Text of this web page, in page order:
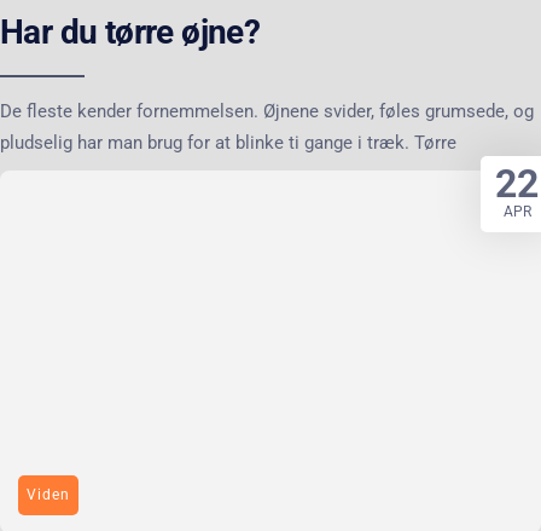
Har du tørre øjne?
De fleste kender fornemmelsen. Øjnene svider, føles grumsede, og
pludselig har man brug for at blinke ti gange i træk. Tørre
Viden
22
APR